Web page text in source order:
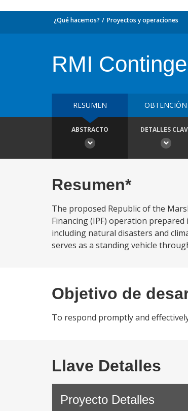
¿Qué hacemos? Proyectos y operaciones
RMI
RESUMEN OBTENCIÓN
ABSTRACTO DETALLES
Resumen*
The proposed Republic of the
Financing (IPF) operation
including natural disasters and
serves as a standing vehicle
Objetivo de
To respond promptly and
Llave Detalles
Proyecto Detalles